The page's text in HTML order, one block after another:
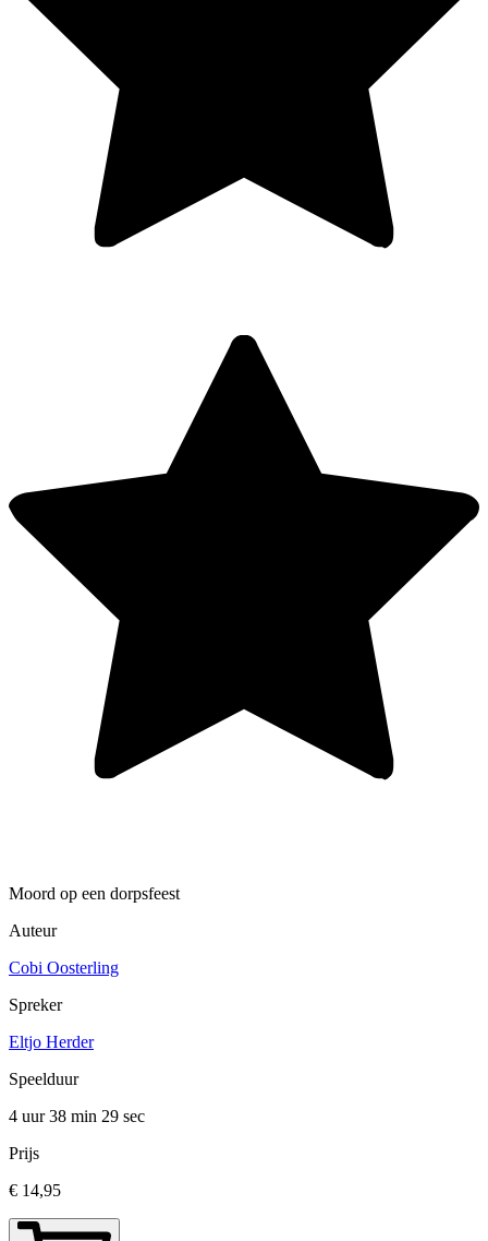
Moord op een dorpsfeest
Auteur
Cobi Oosterling
Spreker
Eltjo Herder
Speelduur
4 uur 38 min 29 sec
Prijs
€ 14,95